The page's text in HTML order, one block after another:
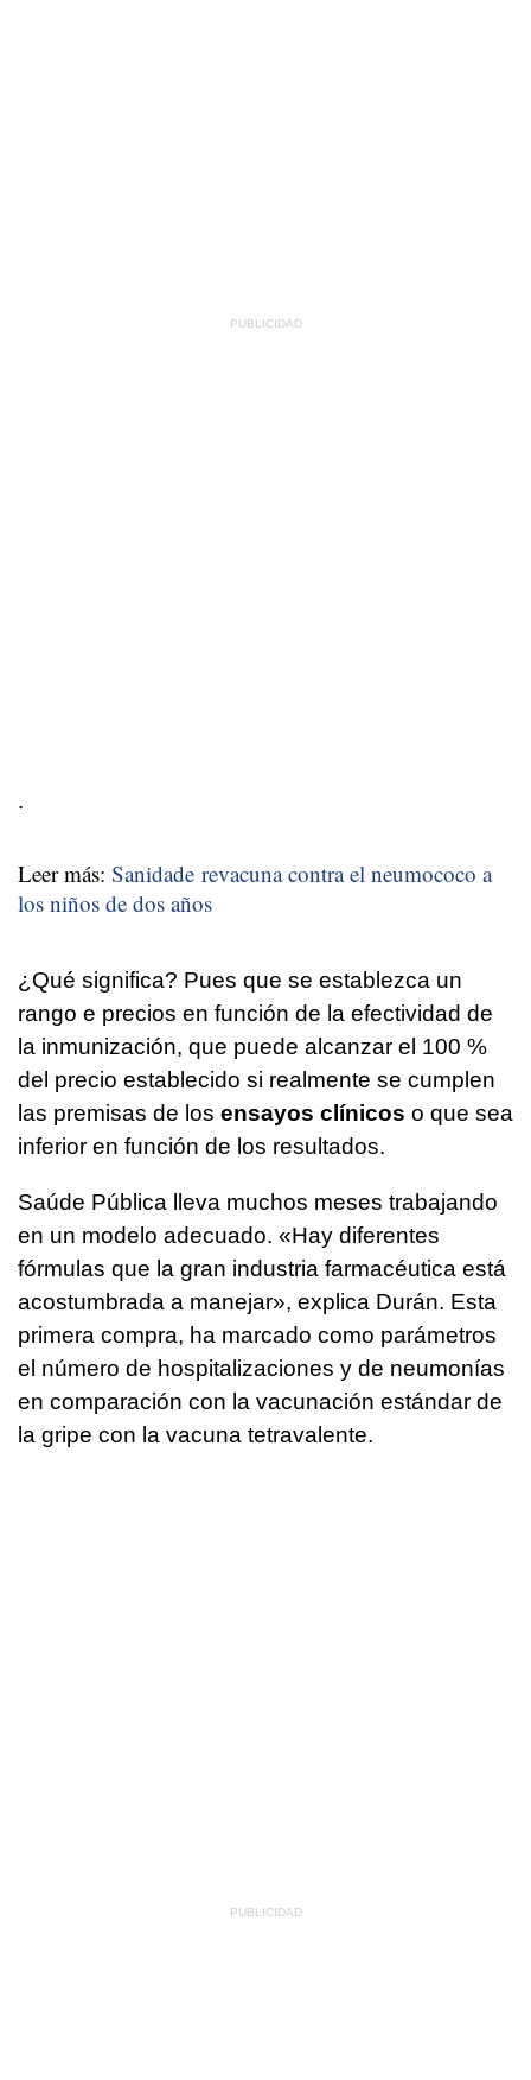
.
Leer más: Sanidade revacuna contra el neumococo a
los niños de dos años
¿Qué significa? Pues que se establezca un
rango e precios en función de la efectividad de
la inmunización, que puede alcanzar el 100 %
del precio establecido si realmente se cumplen
las premisas de los ensayos clínicos o que sea
inferior en función de los resultados.
Saúde Pública lleva muchos meses trabajando
en un modelo adecuado. «Hay diferentes
fórmulas que la gran industria farmacéutica está
acostumbrada a manejar», explica Durán. Esta
primera compra, ha marcado como parámetros
el número de hospitalizaciones y de neumonías
en comparación con la vacunación estándar de
la gripe con la vacuna tetravalente.